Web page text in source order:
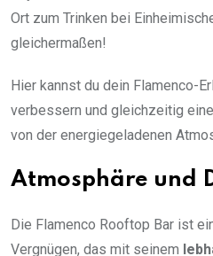
Ort zum Trinken bei
gleichermaßen!
Hier kannst du dein Flamenco-
verbessern und gleichzeitig
von der energiegeladenen
Atmosphäre und
Die Flamenco Rooftop Bar ist
Vergnügen, das mit seinem